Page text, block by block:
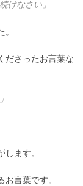
けなさい」
ださったお言葉な
ます。
言葉です。